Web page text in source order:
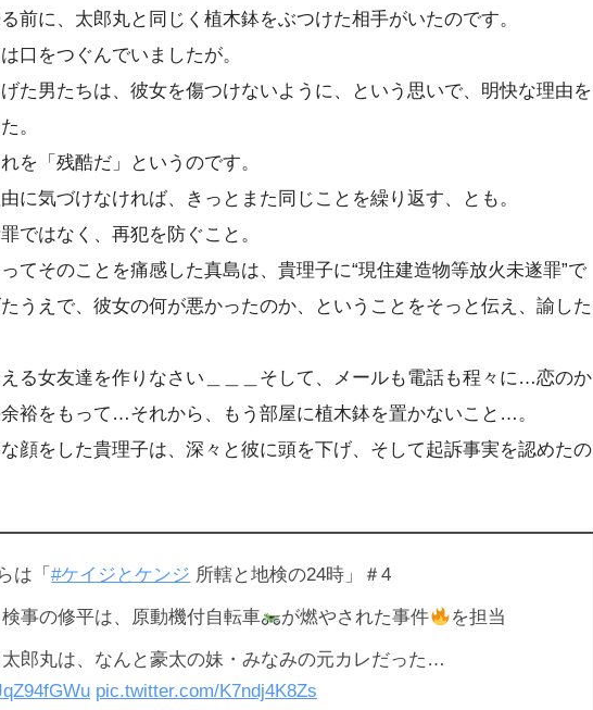
前に、太郎丸と同じく植木鉢をぶつけた相手がいたのです。
口をつぐんでいましたが。
た男たちは、彼女を傷つけないように、という思いで、明快な理由を
。
を「残酷だ」というのです。
に気づけなければ、きっとまた同じことを繰り返す、とも。
ではなく、再犯を防ぐこと。
てそのことを痛感した真島は、貴理子に“現住建造物等放火未遂罪”で
うえで、彼女の何が悪かったのか、ということをそっと伝え、諭した
える女友達を作りなさい＿＿＿そして、メールも電話も程々に…恋のか
裕をもって…それから、もう部屋に植木鉢を置かないこと…。
顔をした貴理子は、深々と彼に頭を下げ、そして起訴事実を認めたの
は「#ケイジとケンジ 所轄と地検の24時」＃4
事の修平は、原動機付自転車 が燃やされた事件 を担当
郎丸は、なんと豪太の妹・みなみの元カレだった…
pic.twitter.com/K7ndj4K8Zs